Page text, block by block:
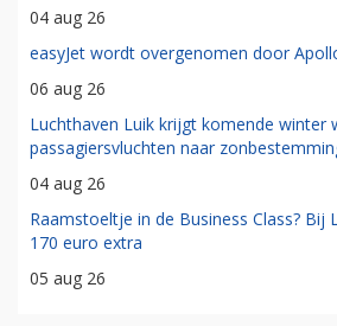
04 aug 26
easyJet wordt overgenomen door
06 aug 26
Luchthaven Luik krijgt komende winter
passagiersvluchten naar
04 aug 26
Raamstoeltje in de Business Class? Bij
170 euro extra
05 aug 26